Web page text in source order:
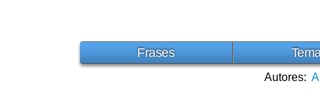
Frases
Autores: A